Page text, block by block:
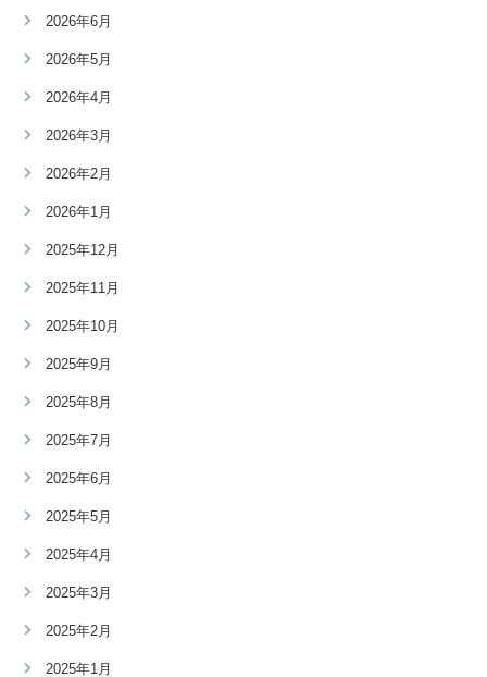
2026年6月
2026年5月
2026年4月
2026年3月
2026年2月
2026年1月
2025年12月
2025年11月
2025年10月
2025年9月
2025年8月
2025年7月
2025年6月
2025年5月
2025年4月
2025年3月
2025年2月
2025年1月